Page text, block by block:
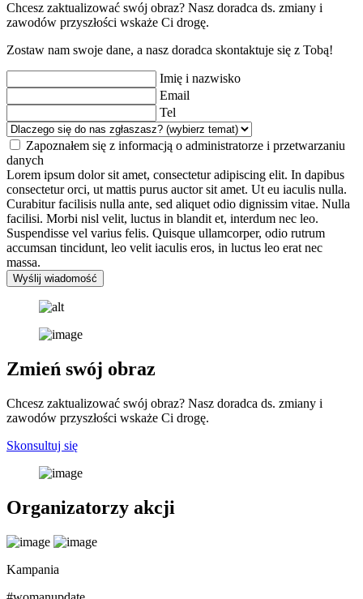
Chcesz zaktualizować swój obraz? Nasz doradca ds. zmiany i
zawodów przyszłości wskaże Ci drogę.
Zostaw nam swoje dane, a nasz doradca skontaktuje się z Tobą!
Imię i nazwisko
Email
Tel
Zapoznałem się z informacją o administratorze i przetwarzaniu
danych
Lorem ipsum dolor sit amet, consectetur adipiscing elit. In dapibus
consectetur orci, ut mattis purus auctor sit amet. Ut eu iaculis nulla.
Curabitur facilisis nulla ante, sed aliquet odio dignissim vitae. Nulla
facilisi. Morbi nisl velit, luctus in blandit et, interdum nec leo.
Suspendisse vel varius felis. Quisque ullamcorper, odio rutrum
accumsan tincidunt, leo velit iaculis eros, in luctus leo erat nec
massa.
Wyślij wiadomość
Zmień swój obraz
Chcesz zaktualizować swój obraz? Nasz doradca ds. zmiany i
zawodów przyszłości wskaże Ci drogę.
Skonsultuj się
Organizatorzy akcji
Kampania